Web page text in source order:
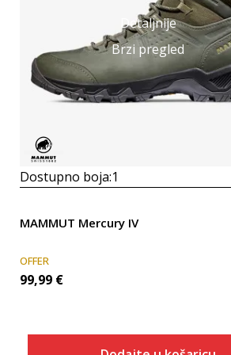
Detaljnije
Brzi pregled
Dostupno boja:1
MAMMUT Mercury IV
OFFER
99,99 €